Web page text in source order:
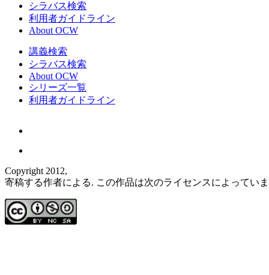
シラバス検索
利用者ガイドライン
About OCW
講義検索
シラバス検索
About OCW
シリーズ一覧
利用者ガイドライン
Copyright 2012,
寄稿する作者による. この作品は次のライセンスによってい